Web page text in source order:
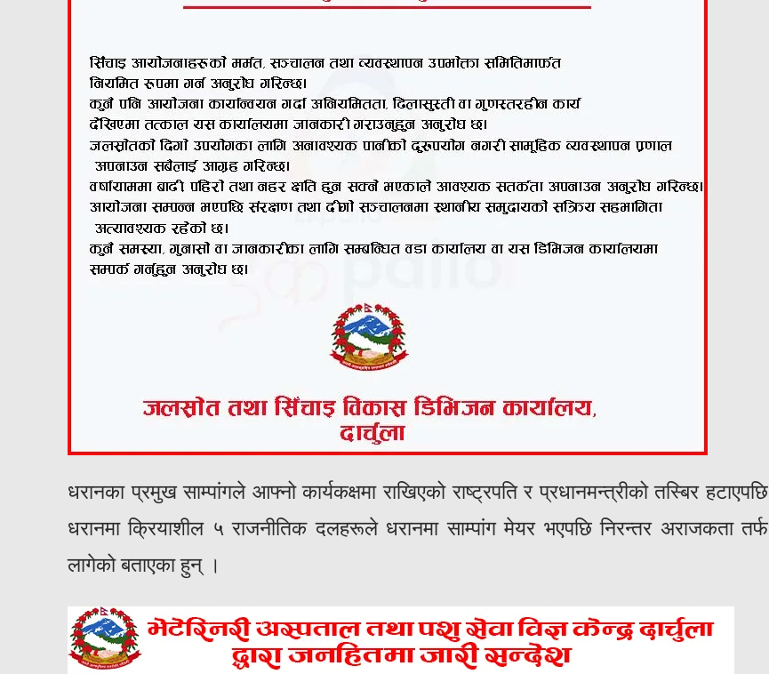
धरानका प्रमुख साम्पांगले आफ्नो कार्यकक्षमा राखिएको राष्ट्रपति र प्रधानमन्त्रीको तस्बिर हटाएपछि
धरानमा क्रियाशील ५ राजनीतिक दलहरूले धरानमा साम्पांग मेयर भएपछि निरन्तर अराजकता तर्फ
लागेको बताएका हुन् ।